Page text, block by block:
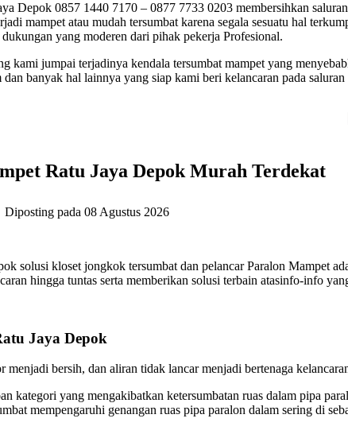
Depok 0857 1440 7170 – 0877 7733 0203 membersihkan
mampet atau mudah tersumbat karena segala sesuatu hal
yang moderen dari pihak pekerja Profesional.
kami jumpai terjadinya kendala tersumbat mampet yang
banyak hal lainnya yang siap kami beri kelancaran pada saluran
Ratu Jaya Depok Murah Terdekat
Diposting pada 08 Agustus 2026
solusi kloset jongkok tersumbat dan pelancar Paralon Mampet
hingga tuntas serta memberikan solusi terbain atasinfo-info
Jaya Depok
bersih, dan aliran tidak lancar menjadi bertenaga
kategori yang mengakibatkan ketersumbatan ruas dalam pipa
mempengaruhi genangan ruas pipa paralon dalam sering di